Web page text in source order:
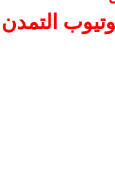
التمدن